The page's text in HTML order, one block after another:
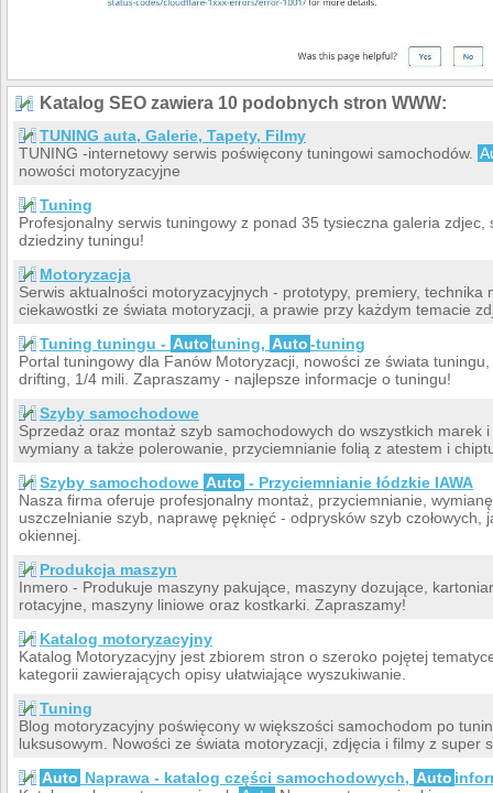
Katalog SEO zawiera 10 podobnych stron WWW:
TUNING auta, Galerie, Tapety, Filmy
TUNING -internetowy serwis poświęcony tuningowi samochodów.
nowości motoryzacyjne
Tuning
Profesjonalny serwis tuningowy z ponad 35 tysieczna galeria zdjec,
dziedziny tuningu!
Motoryzacja
Serwis aktualności motoryzacyjnych - prototypy, premiery,
ciekawostki ze świata motoryzacji, a prawie przy każdym temacie
Tuning tuningu - Autotuning, Auto-tuning
Portal tuningowy dla Fanów Motoryzacji, nowości ze świata
drifting, 1/4 mili. Zapraszamy - najlepsze informacje o tuningu!
Szyby samochodowe
Sprzedaż oraz montaż szyb samochodowych do wszystkich marek
wymiany a także polerowanie, przyciemnianie folią z atestem i
Szyby samochodowe Auto - Przyciemnianie łódzkie IAWA
Nasza firma oferuje profesjonalny montaż, przyciemnianie,
uszczelnianie szyb, naprawę pęknięć - odprysków szyb
okiennej.
Produkcja maszyn
Inmero - Produkuje maszyny pakujące, maszyny dozujące,
rotacyjne, maszyny liniowe oraz kostkarki. Zapraszamy!
Katalog motoryzacyjny
Katalog Motoryzacyjny jest zbiorem stron o szeroko pojętej
kategorii zawierających opisy ułatwiające wyszukiwanie.
Tuning
Blog motoryzacyjny poświęcony w większości samochodom po
luksusowym. Nowości ze świata motoryzacji, zdjęcia i filmy z super
Auto Naprawa - katalog części samochodowych, Auto